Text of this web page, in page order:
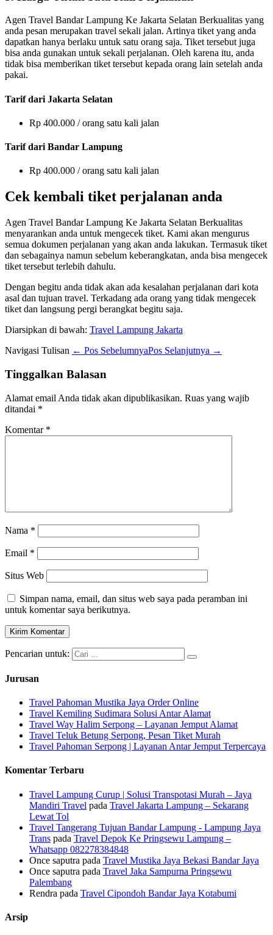
Agen Travel Bandar Lampung Ke Jakarta Selatan Berkualitas yang
anda pesan merupakan travel sekali jalan. Artinya tiket yang anda
dapatkan hanya berlaku untuk satu orang saja. Tiket tersebut juga
bisa anda gunakan untuk sekali perjalanan. Oleh karena itu, anda
tidak bisa memberikan tiket tersebut kepada orang lain setelah anda
pakai.
Tarif dari Jakarta Selatan
Rp 400.000 / orang satu kali jalan
Tarif dari Bandar Lampung
Rp 400.000 / orang satu kali jalan
Cek kembali tiket perjalanan anda
Agen Travel Bandar Lampung Ke Jakarta Selatan Berkualitas
menyarankan anda untuk mengecek tiket. Kami akan mengurus
semua dokumen perjalanan yang akan anda lakukan. Termasuk tiket
dan sebagainya namun sebelum keberangkatan, anda bisa mengecek
tiket tersebut terlebih dahulu.
Dengan begitu anda tidak akan ada kesalahan perjalanan dari kota
asal dan tujuan travel. Terkadang ada orang yang tidak mengecek
tiket dan langsung pergi berangkat begitu saja.
Diarsipkan di bawah: Travel Lampung Jakarta
Navigasi Tulisan ← Pos SebelumnyaPos Selanjutnya →
Tinggalkan Balasan
Alamat email Anda tidak akan dipublikasikan. Ruas yang wajib
ditandai *
Komentar *
Nama *
Email *
Situs Web
Simpan nama, email, dan situs web saya pada peramban ini
untuk komentar saya berikutnya.
Pencarian untuk:
Jurusan
Travel Pahoman Mustika Jaya Order Online
Travel Kemiling Sudimara Solusi Antar Alamat
Travel Way Halim Serpong – Layanan Jemput Alamat
Travel Teluk Betung Serpong, Pesan Tiket Murah
Travel Pahoman Serpong | Layanan Antar Jemput Terpercaya
Komentar Terbaru
Travel Lampung Curup | Solusi Transpotasi Murah – Jaya
Mandiri Travel pada Travel Jakarta Lampung – Sekarang
Lewat Tol
Travel Tangerang Tujuan Bandar Lampung - Lampung Jaya
Trans pada Travel Depok Ke Pringsewu Lampung –
Whatsapp 082278384848
Once saputra pada Travel Mustika Jaya Bekasi Bandar Jaya
Once saputra pada Travel Jaka Sampurna Pringsewu
Palembang
Rendra pada Travel Cipondoh Bandar Jaya Kotabumi
Arsip